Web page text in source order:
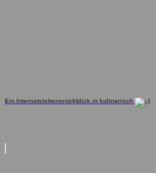
Ein Internatslebensrückblick in kulinarisch